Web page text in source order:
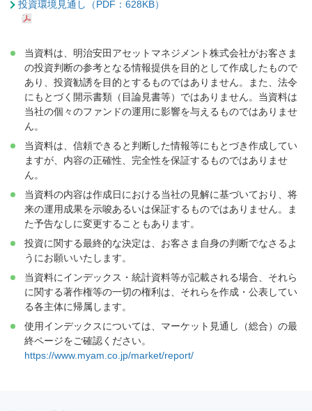
投資環境見通し（PDF：628KB）
当資料は、明治安田アセットマネジメント株式会社がお客さま
の投資判断の参考となる情報提供を目的として作成したもので
あり、投資勧誘を目的とするものではありません。また、法令
にもとづく開示書類（目論見書等）ではありません。当資料は
当社の個々のファンドの運用に影響を与えるものではありませ
ん。
当資料は、信頼できると判断した情報等にもとづき作成してい
ますが、内容の正確性、完全性を保証するものではありませ
ん。
当資料の内容は作成日における当社の見解に基づいており、将
来の運用成果を示唆あるいは保証するものではありません。ま
た予告なしに変更することもあります。
投資に関する最終的な決定は、お客さま自身の判断でなさるよ
うにお願いいたします。
当資料にインデックス・統計資料等が記載される場合、それら
に関する著作権等の一切の権利は、それらを作成・公表してい
る各主体に帰属します。
使用インデックスについては、マーケット見通し（総合）の最
終ページをご確認ください。
https://www.myam.co.jp/market/report/